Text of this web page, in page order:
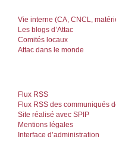
Vie interne (CA, CNCL,
Les blogs d’Attac
Comités locaux
Attac dans le monde
Flux RSS
Flux RSS des communiqués
Site réalisé avec SPIP
Mentions légales
Interface d’administration